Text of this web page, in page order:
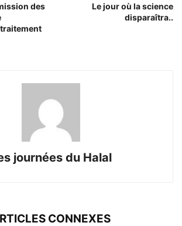
des
Le jour où la science
disparaîtra..
journées du Halal
CONNEXES